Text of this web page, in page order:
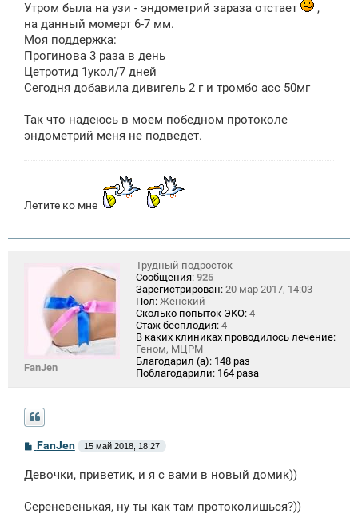
Утром была на узи - эндометрий зараза отстает
,
на данный момерт 6-7 мм.
Моя поддержка:
Прогинова 3 раза в день
Цетротид 1укол/7 дней
Сегодня добавила дивигель 2 г и тромбо асс 50мг
Так что надеюсь в моем победном протоколе
эндометрий меня не подведет.
Летите ко мне
FanJen
Трудный подросток
Сообщения: 925
Зарегистрирован: 20 мар 2017, 14:03
Пол: Женский
Сколько попыток ЭКО: 4
Стаж бесплодия: 4
В каких клиниках проводилось лечение:
Геном, МЦРМ
Благодарил (а): 148 раз
Поблагодарили: 164 раза
С
о
б
н
FanJen 15 май 2018, 18:27
Девочки, приветик, и я с вами в новый домик))
Сереневенькая, ну ты как там протоколишься?))